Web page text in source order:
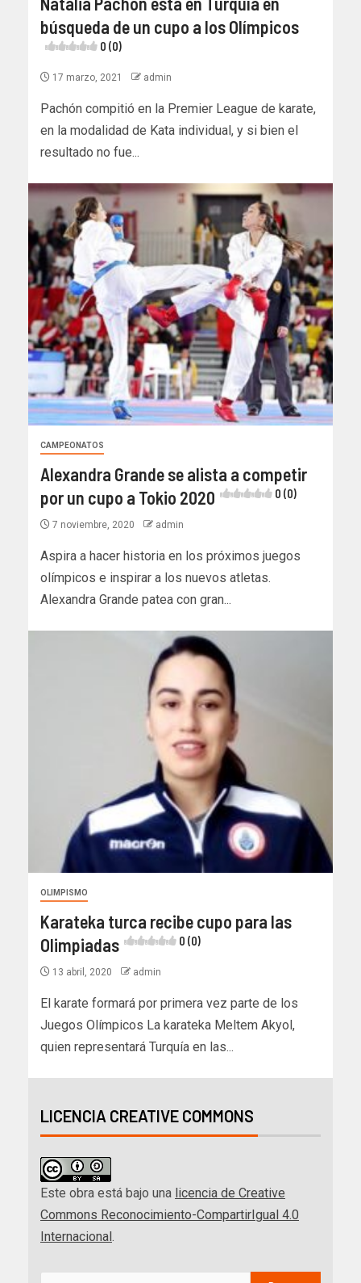
búsqueda de un cupo a los Olímpicos
0 (0)
17 marzo, 2021 admin
Pachón compitió en la Premier League de karate,
en la modalidad de Kata individual, y si bien el
resultado no fue...
CAMPEONATOS
Alexandra Grande se alista a competir
por un cupo a Tokio 2020
0 (0)
7 noviembre, 2020 admin
Aspira a hacer historia en los próximos juegos
olímpicos e inspirar a los nuevos atletas.
Alexandra Grande patea con gran...
OLIMPISMO
Karateka turca recibe cupo para las
Olimpiadas
0 (0)
13 abril, 2020 admin
El karate formará por primera vez parte de los
Juegos Olímpicos La karateka Meltem Akyol,
quien representará Turquía en las...
LICENCIA CREATIVE COMMONS
Este obra está bajo una licencia de Creative
Commons Reconocimiento-CompartirIgual 4.0
Internacional .